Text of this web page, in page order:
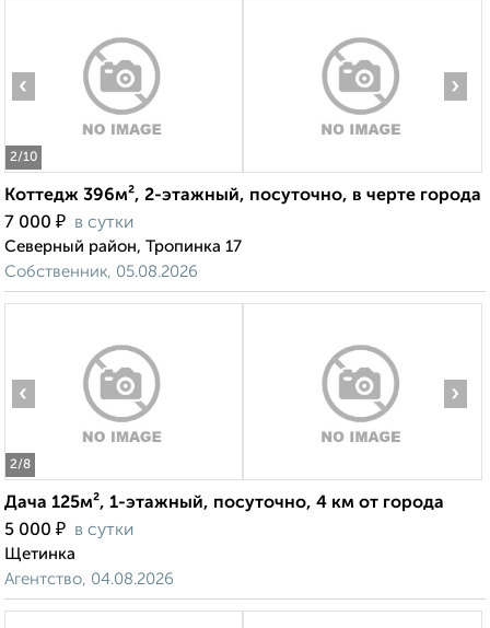
2/10
‹ ›
Коттедж 396м², 2-этажный, посуточно, в черте города
7 000 ₽ в сутки
Северный район, Тропинка 17
Собственник, 05.08.2026
2/8
‹ ›
Дача 125м², 1-этажный, посуточно, 4 км от города
5 000 ₽ в сутки
Щетинка
Агентство, 04.08.2026